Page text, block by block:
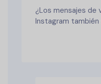
¿Los mensajes de
Instagram